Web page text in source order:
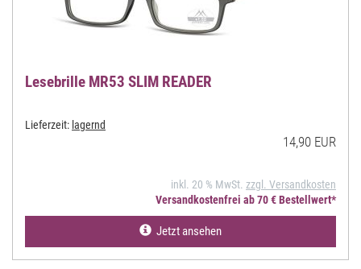
Lesebrille MR53 SLIM READER
Lieferzeit: lagernd
14,90 EUR
inkl. 20 % MwSt. zzgl. Versandkosten
Versandkostenfrei ab 70 € Bestellwert*
Jetzt ansehen